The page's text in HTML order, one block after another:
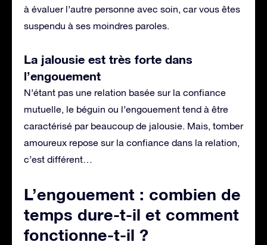
à évaluer l’autre personne avec soin, car vous êtes
suspendu à ses moindres paroles.
La jalousie est très forte dans
l’engouement
N’étant pas une relation basée sur la confiance
mutuelle, le béguin ou l’engouement tend à être
caractérisé par beaucoup de jalousie. Mais, tomber
amoureux repose sur la confiance dans la relation,
c’est différent…
L’engouement : combien de
temps dure-t-il et comment
fonctionne-t-il ?